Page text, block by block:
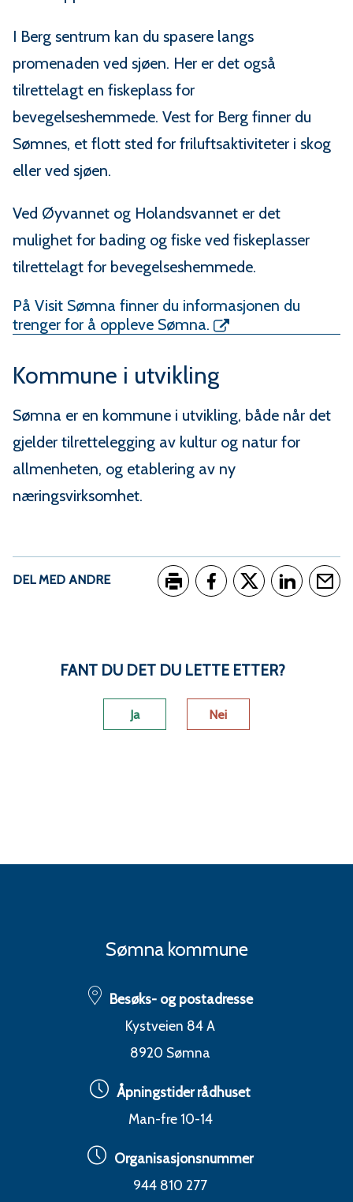
I Berg sentrum kan du spasere langs
promenaden ved sjøen. Her er det også
tilrettelagt en fiskeplass for
bevegelseshemmede. Vest for Berg finner du
Sømnes, et flott sted for friluftsaktiviteter i skog
eller ved sjøen.
Ved Øyvannet og Holandsvannet er det
mulighet for bading og fiske ved fiskeplasser
tilrettelagt for bevegelseshemmede.
På Visit Sømna finner du informasjonen du
trenger for å oppleve Sømna.
Kommune i utvikling
Sømna er en kommune i utvikling, både når det
gjelder tilrettelegging av kultur og natur for
allmenheten, og etablering av ny
næringsvirksomhet.
DEL MED ANDRE
FANT DU DET DU LETTE ETTER?
Ja Nei
Sømna kommune
Besøks- og postadresse
Kystveien 84 A
8920 Sømna
Åpningstider rådhuset
Man-fre 10-14
Organisasjonsnummer
944 810 277